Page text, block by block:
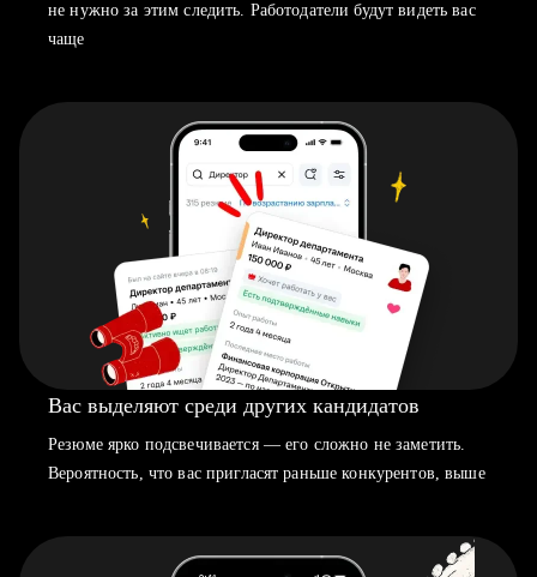
не нужно за этим следить. Работодатели будут видеть вас
чаще
Вас выделяют среди других кандидатов
Резюме ярко подсвечивается — его сложно не заметить.
Вероятность, что вас пригласят раньше конкурентов, выше